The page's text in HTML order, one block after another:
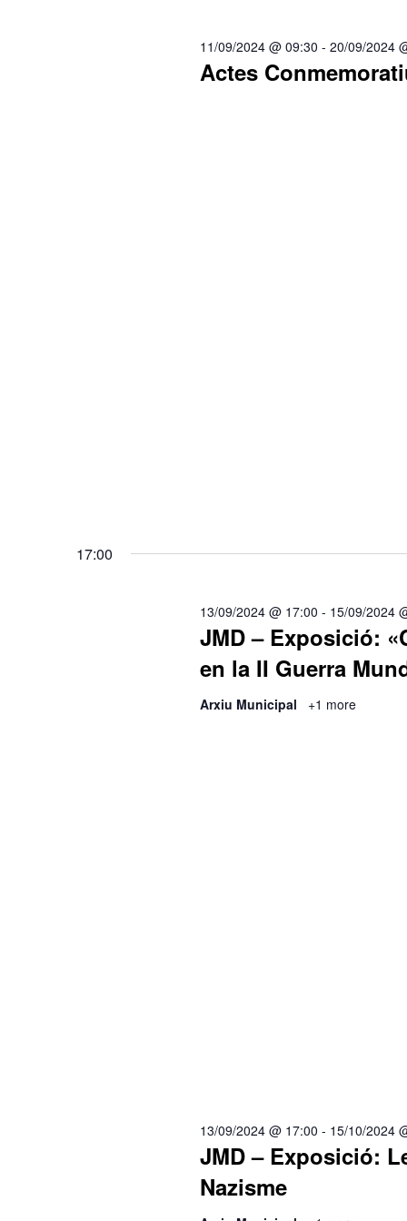
Actes
11/09/2024 @ 09:30 - 20/09/2024
17:00
JMD – Exposició:
en la II Guerra
13/09/2024 @ 17:00 - 15/09/2024
Arxiu Municipal +1 more
JMD – Exposició:
Nazisme
13/09/2024 @ 17:00 - 15/10/2024